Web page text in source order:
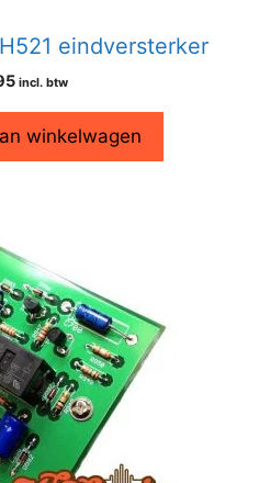
eindversterker
incl. btw
winkelwagen